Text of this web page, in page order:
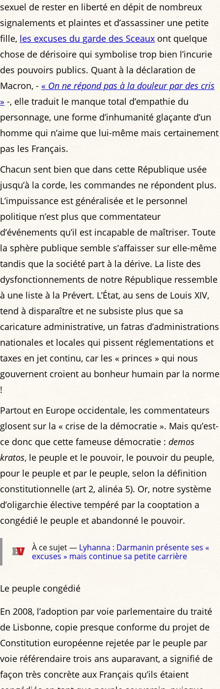
sexuel de rester en liberté en dépit de nombreux
signalements et plaintes et d’assassiner une petite
fille, les excuses du garde des Sceaux ont quelque
chose de dérisoire qui symbolise trop bien l’incurie
des pouvoirs publics. Quant à la déclaration de
Macron, - « On ne répond pas à la douleur par des cris
» -, elle traduit le manque total d’empathie du
personnage, une forme d’inhumanité glaçante d’un
homme qui n’aime que lui-même mais certainement
pas les Français.
Chacun sent bien que dans cette République usée
jusqu’à la corde, les commandes ne répondent plus.
L’impuissance est généralisée et le personnel
politique n’est plus que commentateur
d’événements qu’il est incapable de maîtriser. Toute
la sphère publique semble s’affaisser sur elle-même
tandis que la société part à la dérive. La liste des
dysfonctionnements de notre République ressemble
à une liste à la Prévert. L’État, au sens de Louis XIV,
tend à disparaître et ne subsiste plus que sa
caricature administrative, un fatras d’administrations
nationales et locales qui pissent réglementations et
taxes en jet continu, car les « princes » qui nous
gouvernent croient au bonheur humain par la norme
!
Partout en Europe occidentale, les commentateurs
glosent sur la « crise de la démocratie ». Mais qu’est-
ce donc que cette fameuse démocratie : demos
kratos, le peuple et le pouvoir, le pouvoir du peuple,
pour le peuple et par le peuple, selon la définition
constitutionnelle (art 2, alinéa 5). Or, notre système
d’oligarchie élective tempéré par la cooptation a
congédié le peuple et abandonné le pouvoir.
À ce sujet — Lyhanna : Darmanin présente ses «
excuses » mais continue sa petite carrière
Le peuple congédié
En 2008, l’adoption par voie parlementaire du traité
de Lisbonne, copie presque conforme du projet de
Constitution européenne rejetée par le peuple par
voie référendaire trois ans auparavant, a signifié de
façon très concrète aux Français qu’ils étaient